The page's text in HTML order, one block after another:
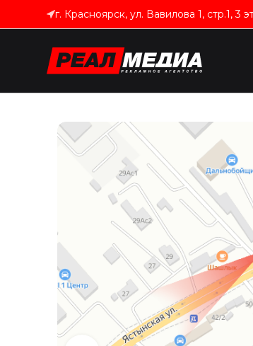
г. Красноярск, ул. Вавилова 1, стр.1, 3